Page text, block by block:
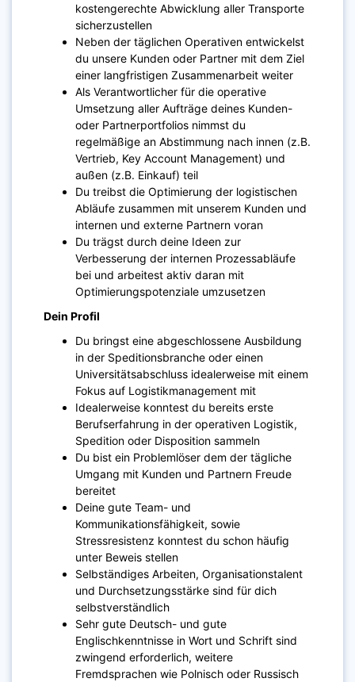
kostengerechte Abwicklung aller Transporte
sicherzustellen
Neben der täglichen Operativen entwickelst
du unsere Kunden oder Partner mit dem Ziel
einer langfristigen Zusammenarbeit weiter
Als Verantwortlicher für die operative
Umsetzung aller Aufträge deines Kunden-
oder Partnerportfolios nimmst du
regelmäßige an Abstimmung nach innen (z.B.
Vertrieb, Key Account Management) und
außen (z.B. Einkauf) teil
Du treibst die Optimierung der logistischen
Abläufe zusammen mit unserem Kunden und
internen und externe Partnern voran
Du trägst durch deine Ideen zur
Verbesserung der internen Prozessabläufe
bei und arbeitest aktiv daran mit
Optimierungspotenziale umzusetzen
Dein Profil
Du bringst eine abgeschlossene Ausbildung
in der Speditionsbranche oder einen
Universitätsabschluss idealerweise mit einem
Fokus auf Logistikmanagement mit
Idealerweise konntest du bereits erste
Berufserfahrung in der operativen Logistik,
Spedition oder Disposition sammeln
Du bist ein Problemlöser dem der tägliche
Umgang mit Kunden und Partnern Freude
bereitet
Deine gute Team- und
Kommunikationsfähigkeit, sowie
Stressresistenz konntest du schon häufig
unter Beweis stellen
Selbständiges Arbeiten, Organisationstalent
und Durchsetzungsstärke sind für dich
selbstverständlich
Sehr gute Deutsch- und gute
Englischkenntnisse in Wort und Schrift sind
zwingend erforderlich, weitere
Fremdsprachen wie Polnisch oder Russisch